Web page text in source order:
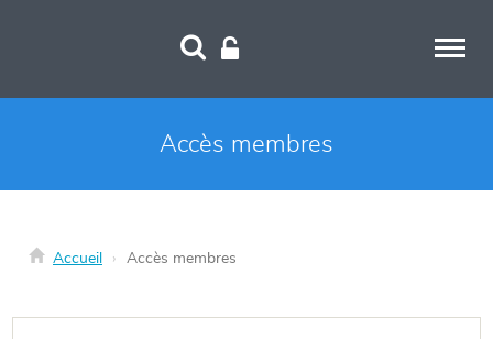
Accès membres
Accueil Accès membres